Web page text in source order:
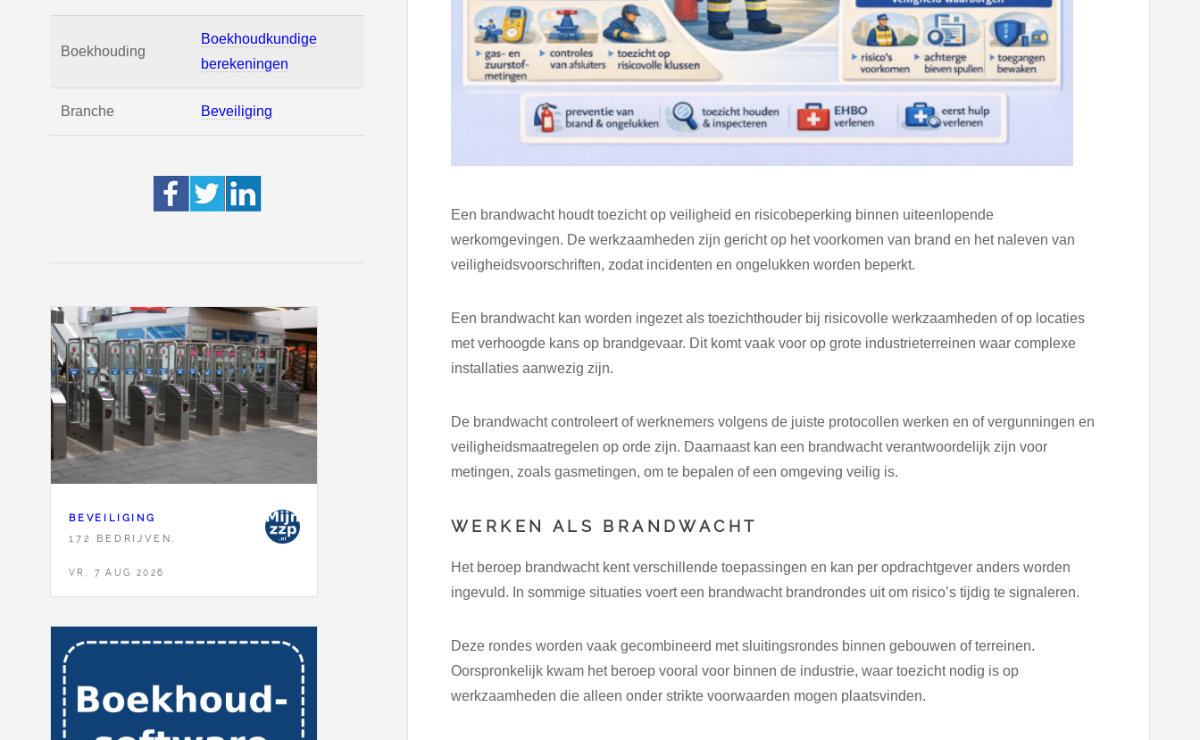
Boekhouding
Boekhoudkundige
berekeningen
Branche Beveiliging
BEVEILIGING
172 BEDRIJVEN,
VR, 7 AUG 2026
Een brandwacht houdt toezicht op veiligheid en risicobeperking binnen uiteenlopende
werkomgevingen. De werkzaamheden zijn gericht op het voorkomen van brand en het naleven van
veiligheidsvoorschriften, zodat incidenten en ongelukken worden beperkt.
Een brandwacht kan worden ingezet als toezichthouder bij risicovolle werkzaamheden of op locaties
met verhoogde kans op brandgevaar. Dit komt vaak voor op grote industrieterreinen waar complexe
installaties aanwezig zijn.
De brandwacht controleert of werknemers volgens de juiste protocollen werken en of vergunningen en
veiligheidsmaatregelen op orde zijn. Daarnaast kan een brandwacht verantwoordelijk zijn voor
metingen, zoals gasmetingen, om te bepalen of een omgeving veilig is.
WERKEN ALS BRANDWACHT
Het beroep brandwacht kent verschillende toepassingen en kan per opdrachtgever anders worden
ingevuld. In sommige situaties voert een brandwacht brandrondes uit om risico’s tijdig te signaleren.
Deze rondes worden vaak gecombineerd met sluitingsrondes binnen gebouwen of terreinen.
Oorspronkelijk kwam het beroep vooral voor binnen de industrie, waar toezicht nodig is op
werkzaamheden die alleen onder strikte voorwaarden mogen plaatsvinden.